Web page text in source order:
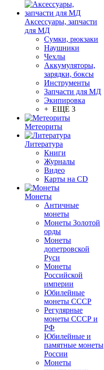
Аксессуары, запчасти
для МД
Сумки, рюкзаки
Наушники
Чехлы
Аккумуляторы,
зарядки, боксы
Инструменты
Запчасти для МД
Экипировка
+ ЕЩЕ 3
Метеориты
Литература
Книги
Журналы
Видео
Карты на CD
Монеты
Античные
монеты
Монеты Золотой
орды
Монеты
допетровской
Руси
Монеты
Российской
империи
Юбилейные
монеты СССР
Регулярные
монеты СССР и
РФ
Юбилейные и
памятные монеты
России
Монеты